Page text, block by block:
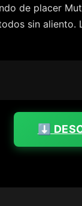
de placer
sin
⬇️